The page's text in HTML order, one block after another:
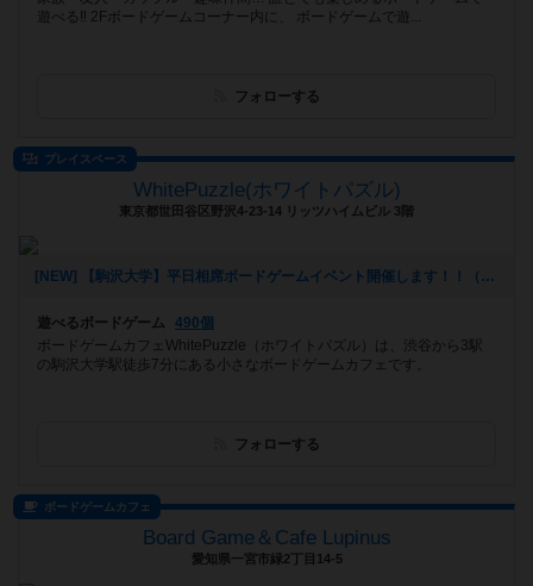
遊べる‼️ 2Fボードゲームコーナー内に、 ボードゲームで遊...
フォローする
プレイスペース
WhitePuzzle(ホワイトパズル)
東京都世田谷区野沢4-23-14 リッツハイムビル 3階
[NEW] 【駒沢大学】平日相席ボードゲームイベント開催します！！（2023年02月14日 11時49分）
遊べるボードゲーム
490個
ボードゲームカフェWhitePuzzle（ホワイトパズル）は、渋谷から3駅
の駒沢大学駅徒歩7分にある小さなボードゲームカフェです。
フォローする
ボードゲームカフェ
Board Game＆Cafe Lupinus
愛知県一宮市緑2丁目14-5